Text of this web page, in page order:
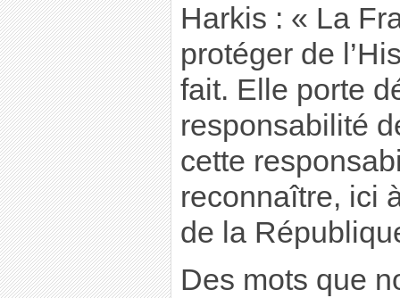
Harkis : « La
protéger de
fait. Elle porte
responsabilité
cette
reconnaître, ici
de la
Des mots que